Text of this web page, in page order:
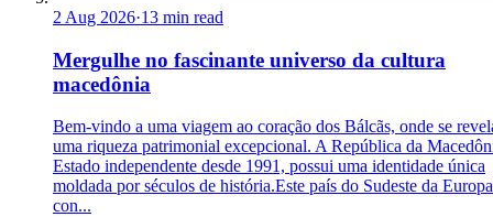
2 Aug 2026·13 min read
Mergulhe no fascinante universo da cultura
macedônia
Bem-vindo a uma viagem ao coração dos Bálcãs, onde se
uma riqueza patrimonial excepcional. A República da
Estado independente desde 1991, possui uma identidade única
moldada por séculos de história.Este país do Sudeste da Europa
con...